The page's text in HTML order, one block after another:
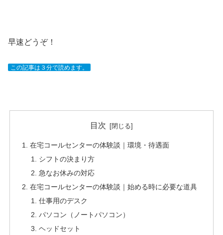
早速どうぞ！
この記事は３分で読めます。
目次
在宅コールセンターの体験談｜環境・待遇面
シフトの決まり方
急なお休みの対応
在宅コールセンターの体験談｜始める時に必要な道具
仕事用のデスク
パソコン（ノートパソコン）
ヘッドセット